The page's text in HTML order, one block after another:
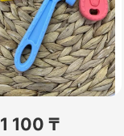
1 100 ₸